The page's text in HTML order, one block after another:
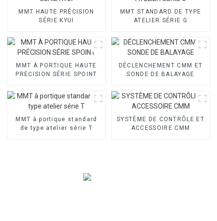
MMT HAUTE PRÉCISION
SÉRIE KYUI
MMT STANDARD DE TYPE
ATELIER SÉRIE G
MMT À PORTIQUE HAUTE
PRÉCISION SÉRIE SPOINT
DÉCLENCHEMENT CMM ET
SONDE DE BALAYAGE
MMT à portique standard
de type atelier série T
SYSTÈME DE CONTRÔLE ET
ACCESSOIRE CMM